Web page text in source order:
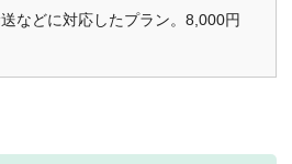
などに対応したプラン。8,000円